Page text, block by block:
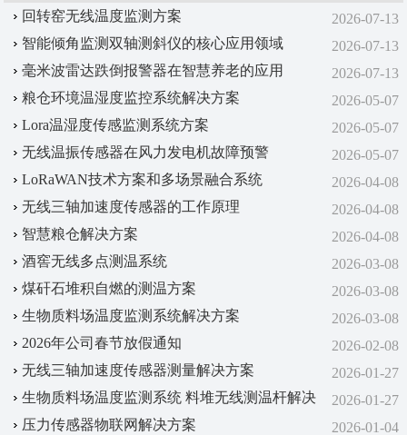
2026-07-13
回转窑无线温度监测方案
2026-07-13
智能倾角监测双轴测斜仪的核心应用领域
2026-07-13
毫米波雷达跌倒报警器在智慧养老的应用
2026-05-07
粮仓环境温湿度监控系统解决方案
2026-05-07
Lora温湿度传感监测系统方案
2026-05-07
无线温振传感器在风力发电机故障预警
2026-04-08
LoRaWAN技术方案‌和‌多场景融合系统‌
2026-04-08
无线三轴加速度传感器的工作原理
2026-04-08
智慧粮仓解决方案
2026-03-08
酒窖无线多点测温系统
2026-03-08
煤矸石堆积自燃的测温方案
2026-03-08
生物质料场温度监测系统解决方案
2026-02-08
2026年公司春节放假通知
2026-01-27
无线三轴加速度传感器测量解决方案
2026-01-27
生物质料场温度监测系统 料堆无线测温杆解决
方案
2026-01-04
压力传感器物联网解决方案